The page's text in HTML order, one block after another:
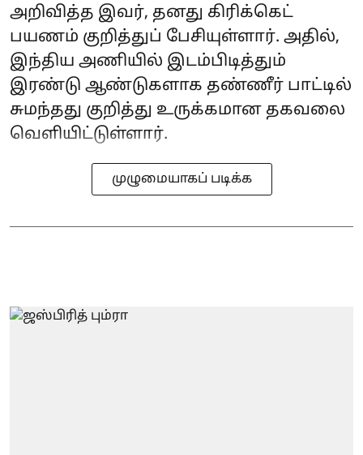
அறிவித்த இவர், தனது கிரிக்கெட்
பயணம் குறித்துப் பேசியுள்ளார். அதில்,
இந்திய அணியில் இடம்பிடித்தும்
இரண்டு ஆண்டுகளாக தண்ணீர் பாட்டில்
சுமந்தது குறித்து உருக்கமான தகவலை
வெளியிட்டுள்ளார்.
முழுமையாகப் படிக்க